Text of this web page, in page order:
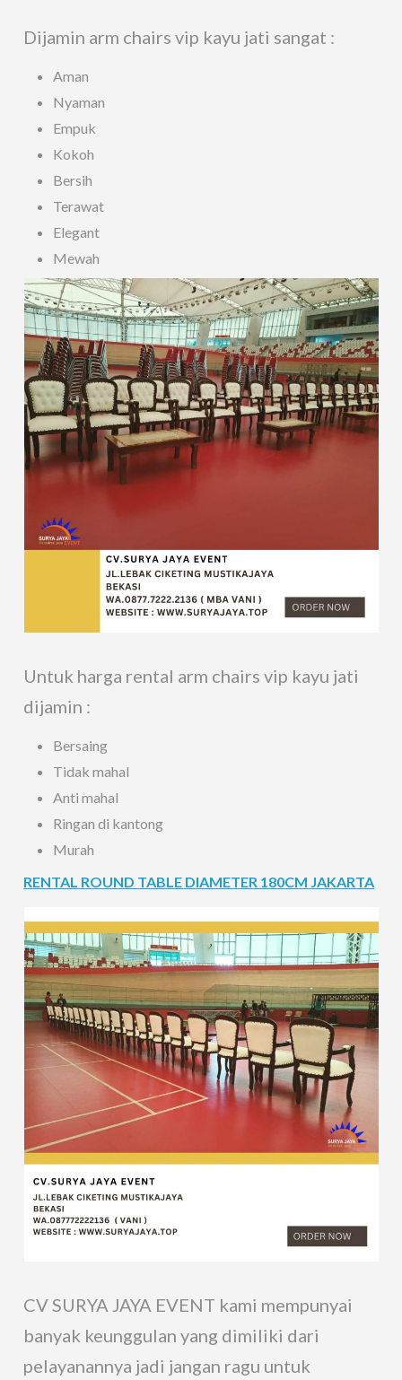
Dijamin arm chairs vip kayu jati sangat :
Aman
Nyaman
Empuk
Kokoh
Bersih
Terawat
Elegant
Mewah
Untuk harga rental arm chairs vip kayu jati
dijamin :
Bersaing
Tidak mahal
Anti mahal
Ringan di kantong
Murah
RENTAL ROUND TABLE DIAMETER 180CM JAKARTA
CV SURYA JAYA EVENT kami mempunyai
banyak keunggulan yang dimiliki dari
pelayanannya jadi jangan ragu untuk